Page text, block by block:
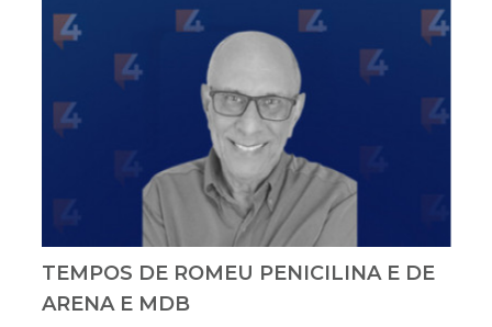
TEMPOS DE ROMEU PENICILINA E DE
ARENA E MDB